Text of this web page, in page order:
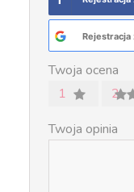
Rejestracja
Twoja ocena
1
2
Twoja opinia